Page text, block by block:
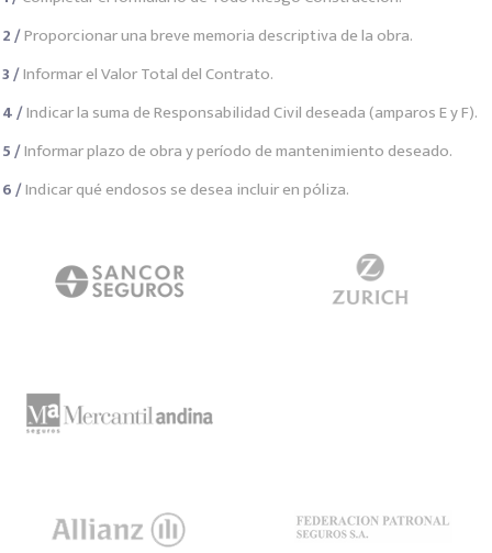
2 /Proporcionar una breve memoria descriptiva de la obra.
3 /Informar el Valor Total del Contrato.
4 /Indicar la suma de Responsabilidad Civil deseada (amparos E y F).
5 /Informar plazo de obra y período de mantenimiento deseado.
6 /Indicar qué endosos se desea incluir en póliza.